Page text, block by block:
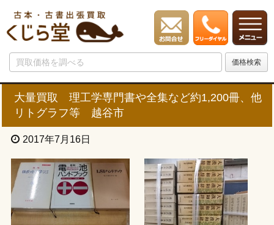
大量買取 理工学専門書や全集など約1,200冊、他
リトグラフ等 越谷市
2017年7月16日